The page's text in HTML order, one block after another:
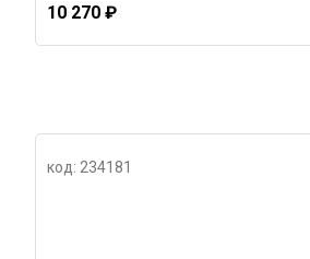
10 270 ₽
код: 234181